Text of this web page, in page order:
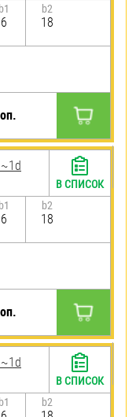
b1
6
b2
18
b1
6
b2
18
В СПИСОК
b1 b2
В СПИСОК